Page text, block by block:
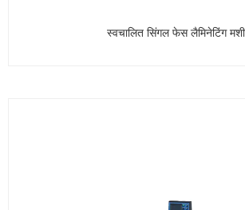
स्वचालित सिंगल फेस लैमिनेटिंग